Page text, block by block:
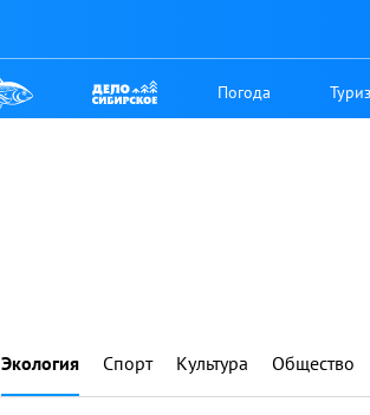
Погода
Экология Спорт Культура Общество